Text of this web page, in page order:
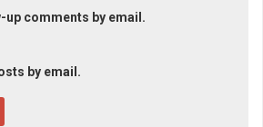
comments by email.
by email.